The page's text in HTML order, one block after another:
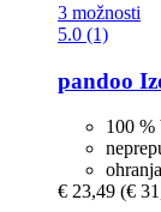
3 možnosti
5.0 (1)
pandoo
100 %
€ 23,49 (€